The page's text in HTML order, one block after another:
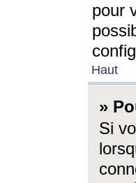
pour
Haut
»
Si